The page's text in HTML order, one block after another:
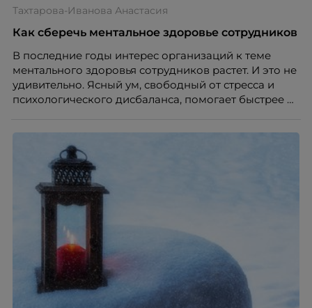
Тахтарова-Иванова Анастасия
Как сберечь ментальное здоровье сотрудников
В последние годы интерес организаций к теме
ментального здоровья сотрудников растет. И это не
удивительно. Ясный ум, свободный от стресса и
психологического дисбаланса, помогает быстрее и
ситуаций, а также – быть «в потоке» и генерировать
новые идеи. Как результат, компании приобретают
ощутимое конкурентное преимущество.
Подробности - в материале селфменеджмент коуча,
тренера программ по управлению стрессом и
энергией Анастасии Тахтаровой-Ивановой.